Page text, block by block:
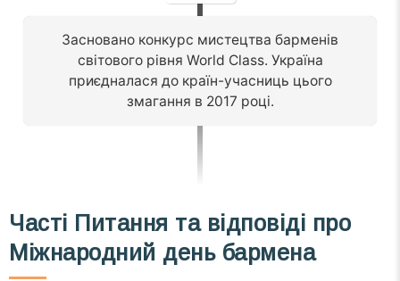
Засновано конкурс мистецтва барменів
світового рівня World Class. Україна
приєдналася до країн-учасниць цього
змагання в 2017 році.
Часті Питання та відповіді про
Міжнародний день бармена